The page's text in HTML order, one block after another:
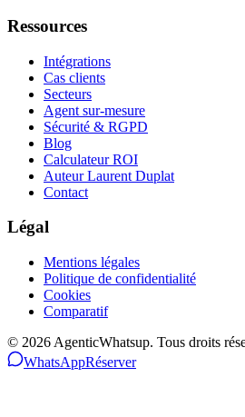
Ressources
Intégrations
Cas clients
Secteurs
Agent sur-mesure
Sécurité & RGPD
Blog
Calculateur ROI
Auteur Laurent Duplat
Contact
Légal
Mentions légales
Politique de confidentialité
Cookies
Comparatif
© 2026 AgenticWhatsup. Tous droits
WhatsAppRéserver